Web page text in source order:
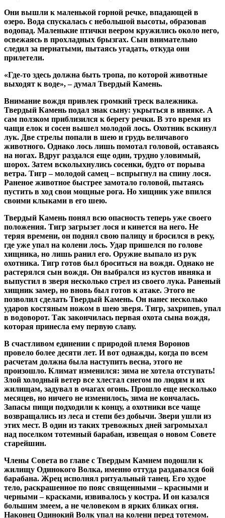
Они вышли к маленькой горной речке, впадающей в
озеро. Вода спускалась с небольшой высоты, образовав
водопад. Маленькие птички веером кружились около него,
освежаясь в прохладных брызгах. Сын внимательно
следил за пернатыми, пытаясь угадать, откуда они
прилетели.
«Где-то здесь должна быть тропа, по которой животные
выходят к воде», – думал Твердый Камень.
Внимание вождя привлек громкий треск валежника.
Твердый Камень подал знак сыну: укрыться в ивняке. А
сам ползком приблизился к берегу речки. В это время из
чащи елок и сосен вышел молодой лось. Охотник вскинул
лук. Две стрелы попали в шею и грудь величавого
животного. Однако лось лишь помотал головой, оставаясь
на ногах. Вдруг раздался еще один, трудно уловимый,
шорох. Затем всколыхнулись сосенки, будто от порыва
ветра. Тигр – молодой самец – вспрыгнул на спину лося.
Раненое животное быстрее замотало головой, пытаясь
пустить в ход свои мощные рога. Но хищник уже впился
своими клыками в его шею.
Твердый Камень понял всю опасность теперь уже своего
положения. Тигр загрызет лося и кинется на него. Не
теряя времени, он поднял свою палицу и бросился в реку,
где уже упал на колени лось. Удар пришелся по голове
хищника, но лишь ранил его. Оружие выпало из рук
охотника. Тигр готов был броситься на вождя. Однако не
растерялся сын вождя. Он выбрался из кустов ивняка и
выпустил в зверя несколько стрел из своего лука. Раненый
хищник замер, но вновь был готов к атаке. Этого не
позволил сделать Твердый Камень. Он нанес несколько
ударов костяным ножом в шею зверя. Тигр, захрипев, упал
в водоворот. Так закончилась первая охота сына вождя,
которая принесла ему первую славу.
В счастливом единении с природой племя Воронов
провело более десяти лет. И вот однажды, когда по всем
расчетам должна была наступить весна, этого не
произошло. Климат изменился: зима не хотела отступать!
Злой холодный ветер все хлестал снегом по людям и их
жилищам, задувал в очагах огонь. Прошло еще несколько
месяцев, но ничего не изменилось, зима не кончалась.
Запасы пищи подходили к концу, а охотники все чаще
возвращались из леса и степи без добычи. Звери ушли из
этих мест. В один из таких тревожных дней загромыхал
над поселком тотемный барабан, извещая о новом Совете
старейшин.
Члены Совета во главе с Твердым Камнем подошли к
жилищу Одинокого Волка, именно оттуда раздавался бой
барабана. Жрец исполнял ритуальный танец. Его худое
тело, раскрашенное по пояс священными – красными и
черными – красками, извивалось у костра. И он казался
большим змеем, а не человеком в ярких бликах огня.
Наконец Одинокий Волк упал на колени перед тотемом.